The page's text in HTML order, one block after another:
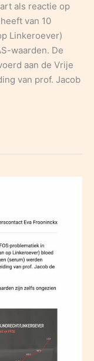
als reactie op
van 10
Linkeroever)
waarden. De
aan de Vrije
van prof. Jacob